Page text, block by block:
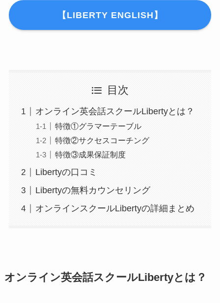
【LIBERTY ENGLISH】
目次
オンライン英会話スクールLibertyとは？
特徴①グラマーテーブル
特徴②サクセスコーチング
特徴③成果保証制度
Libertyの口コミ
Libertyの無料カウンセリング
オンラインスクールLibertyの詳細まとめ
オンライン英会話スクールLibertyとは？